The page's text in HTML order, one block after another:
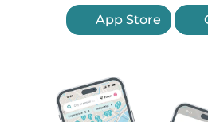
App Store